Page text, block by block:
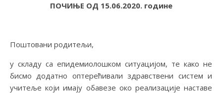
ПОЧИЊЕ ОД 15.06.2020. године
Поштовани родитељи,
у складу са епидемиолошком ситуацијом, те како не
бисмо додатно оптерећивали здравствени систем и
учитеље који имају обавезе око реализације наставе